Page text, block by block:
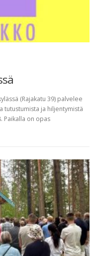
(Rajakatu 39) palvelee
tutustumista ja hiljentymistä
Paikalla on opas